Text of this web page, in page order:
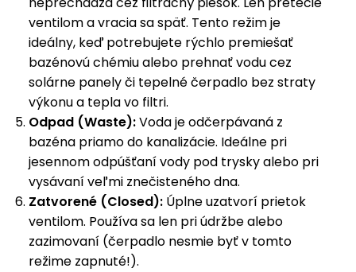
ventilom a vracia sa späť. Tento režim je
ideálny, keď potrebujete rýchlo premiešať
bazénovú chémiu alebo prehnať vodu cez
solárne panely či tepelné čerpadlo bez straty
výkonu a tepla vo filtri.
Odpad (Waste):Voda je odčerpávaná z
bazéna priamo do kanalizácie. Ideálne pri
jesennom odpúšťaní vody pod trysky alebo pri
vysávaní veľmi znečisteného dna.
Zatvorené (Closed): Úplne uzatvorí prietok
ventilom. Používa sa len pri údržbe alebo
zazimovaní (čerpadlo nesmie byť v tomto
režime zapnuté!).